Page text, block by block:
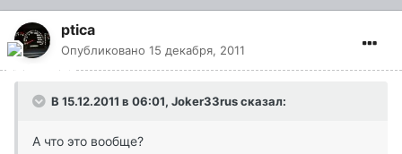
ptica
Опубликовано 15 декабря, 2011
В 15.12.2011 в 06:01, Joker33rus сказал:
А что это вообще?